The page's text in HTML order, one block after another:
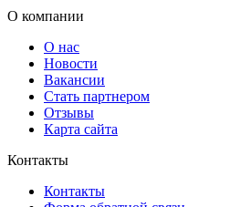
О компании
О нас
Новости
Вакансии
Стать партнером
Отзывы
Карта сайта
Контакты
Контакты